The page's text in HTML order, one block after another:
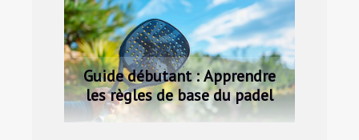
Guide débutant : Apprendre
les règles de base du padel